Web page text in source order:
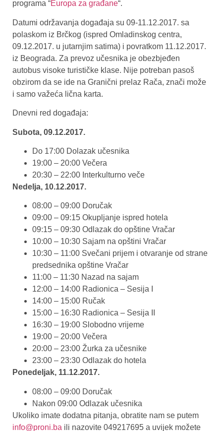
programa “Europa za građane“.
Datumi održavanja događaja su 09-11.12.2017. sa
polaskom iz Brčkog (ispred Omladinskog centra,
09.12.2017. u jutarnjim satima) i povratkom 11.12.2017.
iz Beograda. Za prevoz učesnika je obezbjeđen
autobus visoke turističke klase. Nije potreban pasoš
obzirom da se ide na Granični prelaz Rača, znači može
i samo važeća lična karta.
Dnevni red događaja:
Subota, 09.12.2017.
Do 17:00 Dolazak učesnika
19:00 – 20:00 Večera
20:30 – 22:00 Interkulturno veče
Nedelja, 10.12.2017.
08:00 – 09:00 Doručak
09:00 – 09:15 Okupljanje ispred hotela
09:15 – 09:30 Odlazak do opštine Vračar
10:00 – 10:30 Sajam na opštini Vračar
10:30 – 11:00 Svečani prijem i otvaranje od strane
predsednika opštine Vračar
11:00 – 11:30 Nazad na sajam
12:00 – 14:00 Radionica – Sesija I
14:00 – 15:00 Ručak
15:00 – 16:30 Radionica – Sesija II
16:30 – 19:00 Slobodno vrijeme
19:00 – 20:00 Večera
20:00 – 23:00 Žurka za učesnike
23:00 – 23:30 Odlazak do hotela
Ponedeljak, 11.12.2017.
08:00 – 09:00 Doručak
Nakon 09:00 Odlazak učesnika
Ukoliko imate dodatna pitanja, obratite nam se putem
info@proni.ba ili nazovite 049217695 a uvijek možete